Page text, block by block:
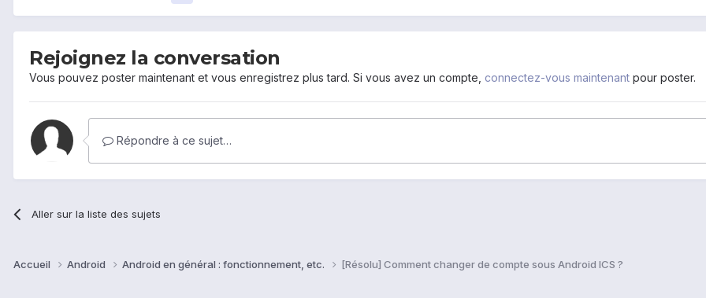
Rejoignez la conversation
Vous pouvez poster maintenant et vous enregistrez plus tard. Si vous avez un compte, connectez-vous maintenant pour poster.
Répondre à ce sujet…
Aller sur la liste des sujets
Accueil Android Android en général : fonctionnement, etc. [Résolu] Comment changer de compte sous Android ICS ?